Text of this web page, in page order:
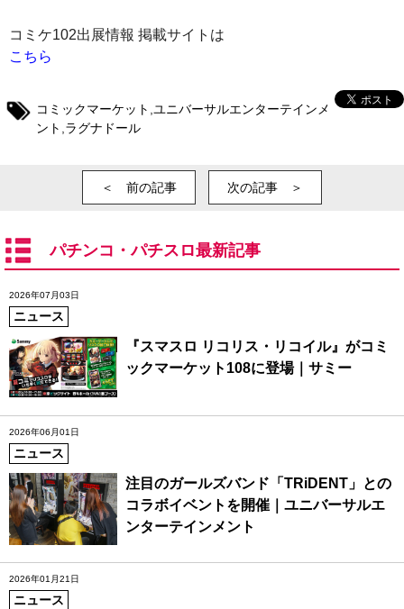
コミケ102出展情報 掲載サイトは
こちら
コミックマーケット ユニバーサルエンターテインメ
ント ラグナドール
＜ 前の記事 次の記事 ＞
パチンコ・パチスロ最新記事
2026年07月03日
ニュース
『スマスロ リコリス・リコイル』がコミ
ックマーケット108に登場｜サミー
2026年06月01日
ニュース
注目のガールズバンド「TRiDENT」との
コラボイベントを開催｜ユニバーサルエ
ンターテインメント
2026年01月21日
ニュース